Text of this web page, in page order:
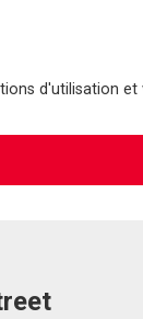
d'utilisation